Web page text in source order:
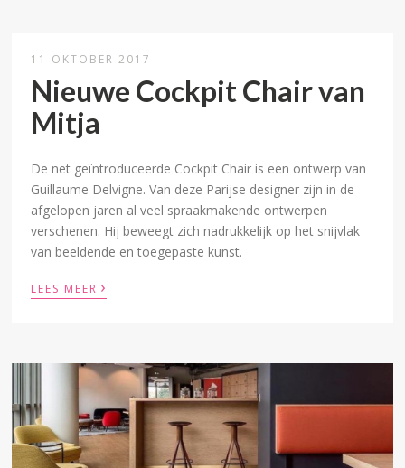
11 OKTOBER 2017
Nieuwe Cockpit Chair van
Mitja
De net geïntroduceerde Cockpit Chair is een ontwerp van
Guillaume Delvigne. Van deze Parijse designer zijn in de
afgelopen jaren al veel spraakmakende ontwerpen
verschenen. Hij beweegt zich nadrukkelijk op het snijvlak
van beeldende en toegepaste kunst.
LEES MEER ›